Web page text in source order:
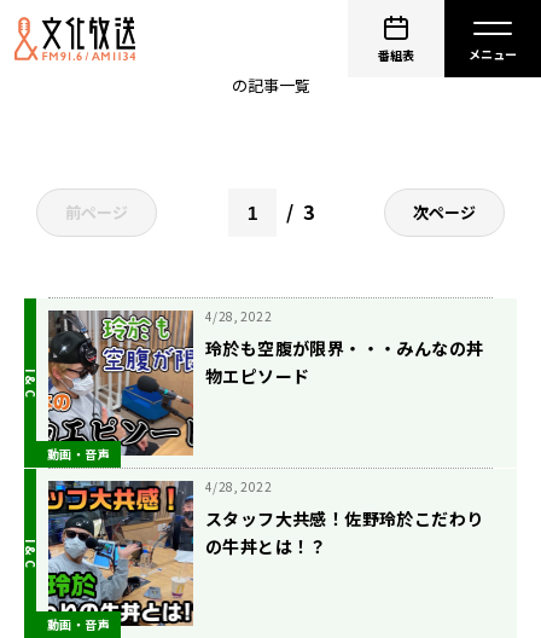
番組表
の記事一覧
前ページ 3 次ページ
動画・音声
4/28, 2022
玲於も空腹が限界・・・みんなの丼
物エピソード
動画・音声
4/28, 2022
スタッフ大共感！佐野玲於こだわり
の牛丼とは！？